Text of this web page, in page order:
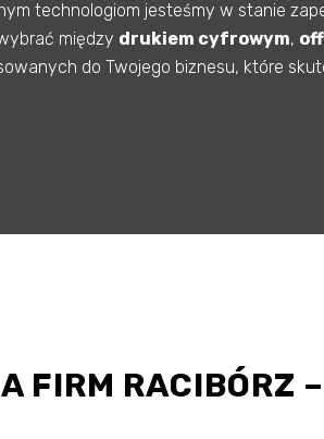
technologiom jesteśmy w stanie
między drukiem cyfrowym,
do Twojego biznesu, które
FIRM RACIBÓRZ